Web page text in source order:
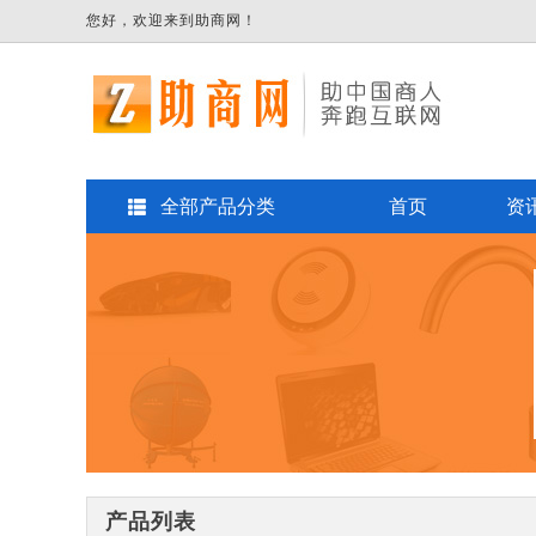
您好，欢迎来到助商网！
全部产品分类 首页 资
产品列表